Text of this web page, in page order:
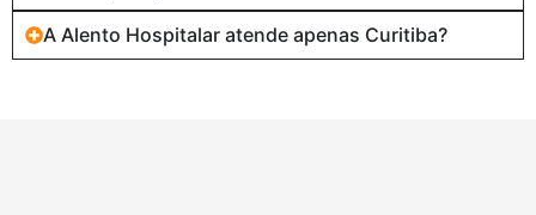
A Alento Hospitalar atende apenas Curitiba?